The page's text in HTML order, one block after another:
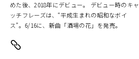
めた後、2018年にデビュー。 デビュー時のキャ
ッチフレーズは、“平成生まれの昭和なボイ
ス”。6/16に、新曲「酒場の花」を発売。